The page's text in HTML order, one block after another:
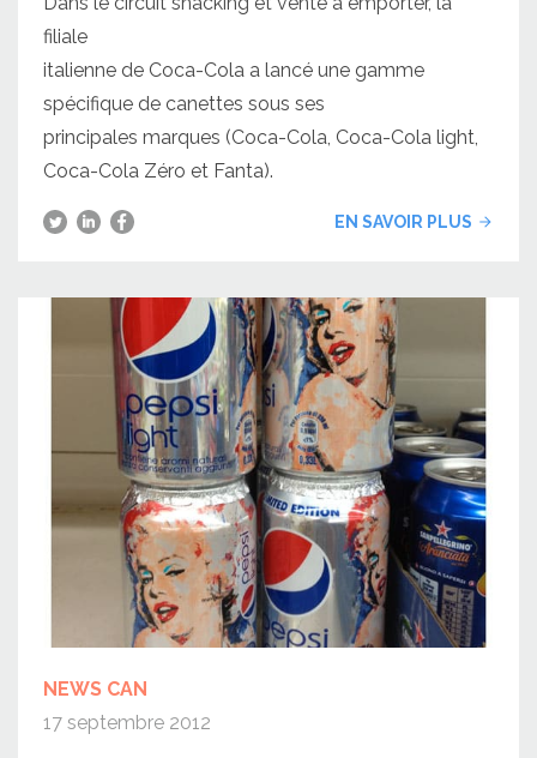
filiale
italienne de Coca-Cola a lancé une gamme
spécifique de canettes sous ses
principales marques (Coca-Cola, Coca-Cola light,
Coca-Cola Zéro et Fanta).
EN SAVOIR PLUS
NEWS CAN
17 septembre 2012